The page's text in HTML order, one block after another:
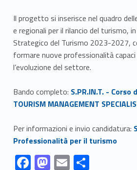
Il progetto si inserisce nel quadro
e regionali per il rilancio del turismo,
Strategico del Turismo 2023-2027,
formare nuove professionalità
l’evoluzione del settore.
Bando completo: Link identifier #identifier__154276-1
S.PR.IN.T. -
TOURISM MANAGEMENT
Per informazioni e invio candidatura: Link identifier #identifier__123403-2
Professionalità per il turismo
Link identifier #identifier__157786-1
F
Link identifier #identifier__198209-2 M
Link identifier #identifier__164913-3 E
Link identifier #identifier__93796-4 C